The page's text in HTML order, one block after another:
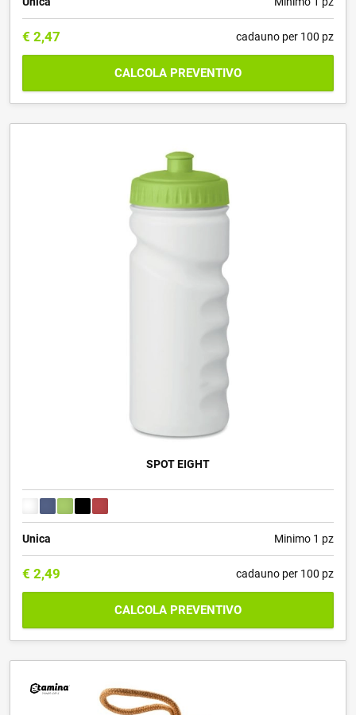
€ 2,47 cadauno per 100 pz
CALCOLA PREVENTIVO
SPOT EIGHT
Unica Minimo 1 pz
€ 2,49 cadauno per 100 pz
CALCOLA PREVENTIVO